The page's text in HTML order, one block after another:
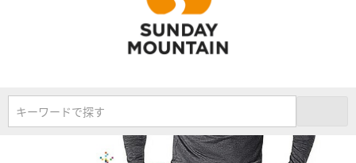
キーワードで探す